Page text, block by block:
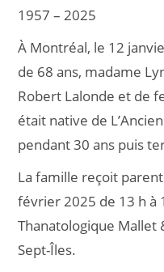
1957 – 2025
À Montréal, le 12
de 68 ans, madame
Robert Lalonde et de
était native de
pendant 30 ans puis
La famille reçoit
février 2025 de 13 h à
Thanatologique Mallet
Sept-Îles.